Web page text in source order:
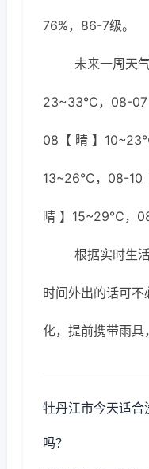
76%，86-7级。
未来一周天
23~33℃，08-07
08【 晴 】
13~26℃，08-10
晴 】15~29℃，
根据实时生
时间外出的话可
化，提前携带雨具
牡丹江市今天适合
吗？